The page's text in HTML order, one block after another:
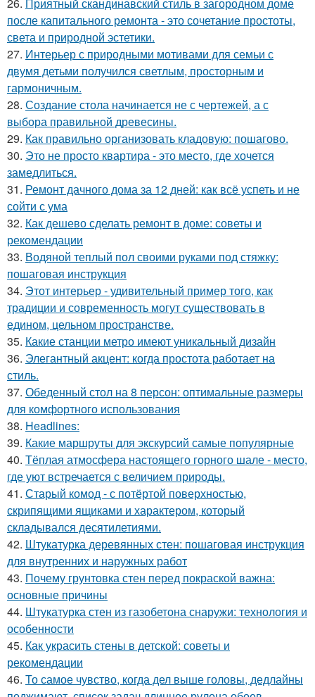
26. Приятный скандинавский стиль в загородном доме
после капитального ремонта - это сочетание простоты,
света и природной эстетики.
27. Интерьер с природными мотивами для семьи с
двумя детьми получился светлым, просторным и
гармоничным.
28. Создание стола начинается не с чертежей, а с
выбора правильной древесины.
29. Как правильно организовать кладовую: пошагово.
30. Это не просто квартира - это место, где хочется
замедлиться.
31. Ремонт дачного дома за 12 дней: как всё успеть и не
сойти с ума
32. Как дешево сделать ремонт в доме: советы и
рекомендации
33. Водяной теплый пол своими руками под стяжку:
пошаговая инструкция
34. Этот интерьер - удивительный пример того, как
традиции и современность могут существовать в
едином, цельном пространстве.
35. Какие станции метро имеют уникальный дизайн
36. Элегантный акцент: когда простота работает на
стиль.
37. Обеденный стол на 8 персон: оптимальные размеры
для комфортного использования
38. Headlines:
39. Какие маршруты для экскурсий самые популярные
40. Тёплая атмосфера настоящего горного шале - место,
где уют встречается с величием природы.
41. Старый комод - с потёртой поверхностью,
скрипящими ящиками и характером, который
складывался десятилетиями.
42. Штукатурка деревянных стен: пошаговая инструкция
для внутренних и наружных работ
43. Почему грунтовка стен перед покраской важна:
основные причины
44. Штукатурка стен из газобетона снаружи: технология и
особенности
45. Как украсить стены в детской: советы и
рекомендации
46. То самое чувство, когда дел выше головы, дедлайны